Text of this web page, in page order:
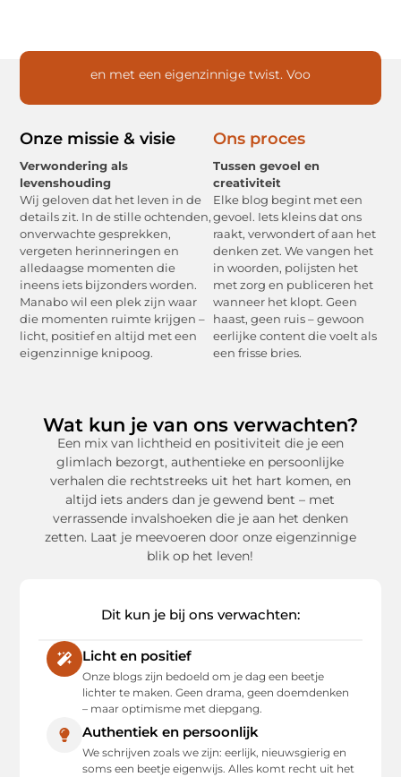
m et ee n eigenzinnige twist. Voor w
Onze missie & visie
Verwondering als
levenshouding
Wij geloven dat het leven in de
details zit. In de stille ochtenden,
onverwachte gesprekken,
vergeten herinneringen en
alledaagse momenten die
ineens iets bijzonders worden.
Manabo wil een plek zijn waar
die momenten ruimte krijgen –
licht, positief en altijd met een
eigenzinnige knipoog.
Ons proces
Tussen gevoel en
creativiteit
Elke blog begint met een
gevoel. Iets kleins dat ons
raakt, verwondert of aan het
denken zet. We vangen het
in woorden, polijsten het
met zorg en publiceren het
wanneer het klopt. Geen
haast, geen ruis – gewoon
eerlijke content die voelt als
een frisse bries.
Wat kun je van ons verwachten?
Een mix van lichtheid en positiviteit die je een
glimlach bezorgt, authentieke en persoonlijke
verhalen die rechtstreeks uit het hart komen, en
altijd iets anders dan je gewend bent – met
verrassende invalshoeken die je aan het denken
zetten. Laat je meevoeren door onze eigenzinnige
blik op het leven!
Dit kun je bij ons verwachten:
Licht en positief
Onze blogs zijn bedoeld om je dag een beetje
lichter te maken. Geen drama, geen doemdenken
– maar optimisme met diepgang.
Authentiek en persoonlijk
We schrijven zoals we zijn: eerlijk, nieuwsgierig en
soms een beetje eigenwijs. Alles komt recht uit het